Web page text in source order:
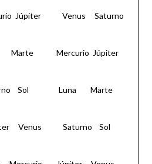
Júpiter Venus Saturno
Marte Mercurio Júpiter
Sol Luna Marte
Venus Saturno Sol